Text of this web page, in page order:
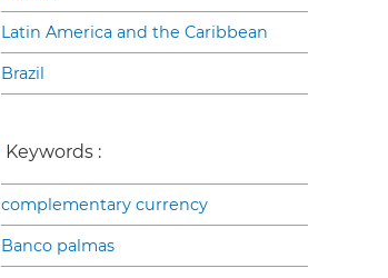
Latin America and the Caribbean
Brazil
Keywords :
complementary currency
Banco palmas